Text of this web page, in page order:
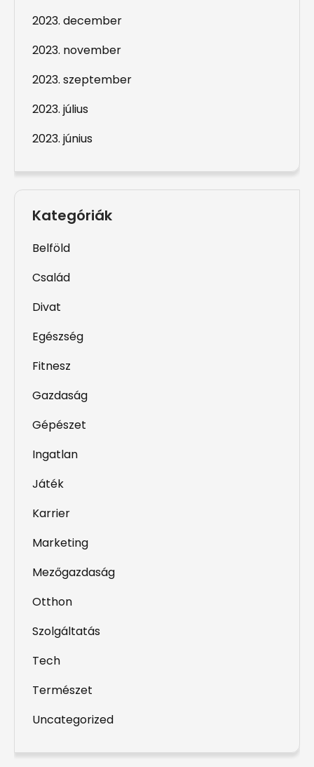
2023. december
2023. november
2023. szeptember
2023. július
2023. június
Kategóriák
Belföld
Család
Divat
Egészség
Fitnesz
Gazdaság
Gépészet
Ingatlan
Játék
Karrier
Marketing
Mezőgazdaság
Otthon
Szolgáltatás
Tech
Természet
Uncategorized